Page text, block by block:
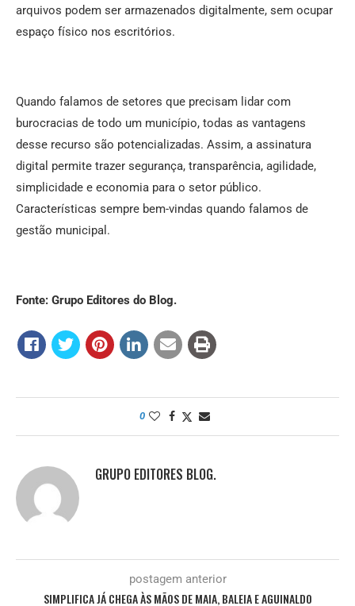
arquivos podem ser armazenados digitalmente, sem ocupar
espaço físico nos escritórios.
Quando falamos de setores que precisam lidar com
burocracias de todo um município, todas as vantagens
desse recurso são potencializadas. Assim, a assinatura
digital permite trazer segurança, transparência, agilidade,
simplicidade e economia para o setor público.
Características sempre bem-vindas quando falamos de
gestão municipal.
Fonte: Grupo Editores do Blog.
0
GRUPO EDITORES BLOG.
postagem anterior
SIMPLIFICA JÁ CHEGA ÀS MÃOS DE MAIA, BALEIA E AGUINALDO